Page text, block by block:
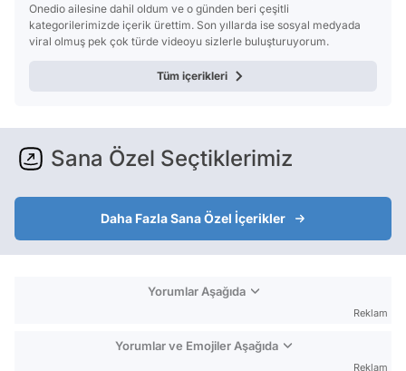
Onedio ailesine dahil oldum ve o günden beri çeşitli
kategorilerimizde içerik ürettim. Son yıllarda ise sosyal medyada
viral olmuş pek çok türde videoyu sizlerle buluşturuyorum.
Tüm içerikleri
Sana Özel Seçtiklerimiz
Daha Fazla Sana Özel İçerikler
Yorumlar Aşağıda
Reklam
Yorumlar ve Emojiler Aşağıda
Reklam